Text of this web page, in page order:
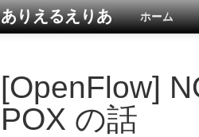
ありえるえりあ ホーム
[OpenFlow]
POX の話